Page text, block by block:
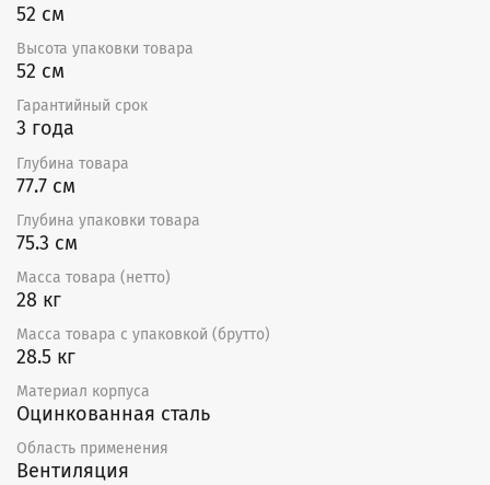
52 см
Высота упаковки товара
52 см
Гарантийный срок
3 года
Глубина товара
77.7 см
Глубина упаковки товара
75.3 см
Масса товара (нетто)
28 кг
Масса товара с упаковкой (брутто)
28.5 кг
Материал корпуса
Оцинкованная сталь
Область применения
Вентиляция